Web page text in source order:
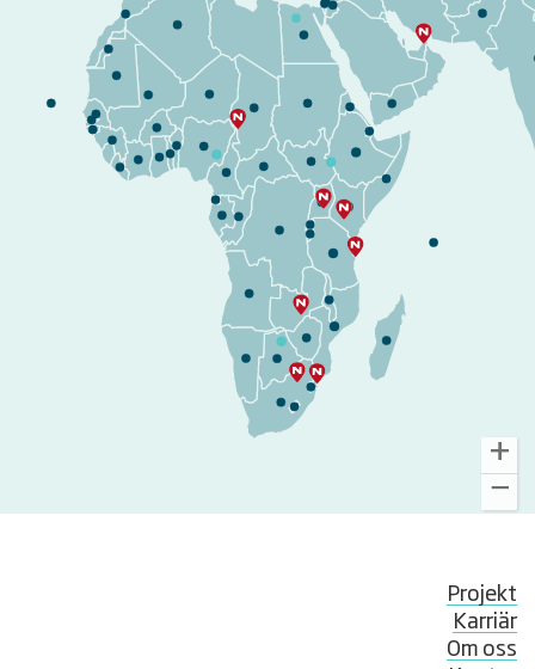
Projekt
Karriär
Om oss